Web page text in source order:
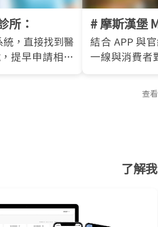
所：
統，直接找到醫
提早申請相關
# 摩斯漢堡
結合 APP 與
一線與消費者
查
了解